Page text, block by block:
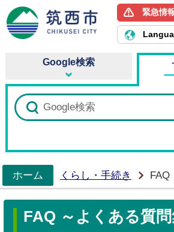
筑西
緊急情
Google検索
ホーム
くらし・手続き FAQ
FAQ ～よくある質